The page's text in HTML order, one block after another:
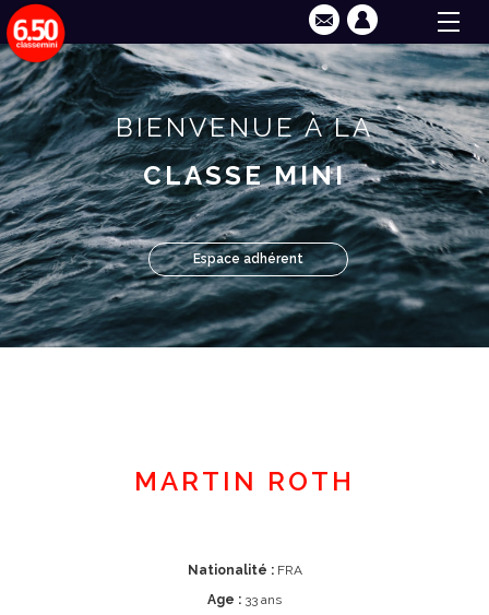
BIENVENUE À LA
CLASSE MINI
Espace adhérent
MARTIN ROTH
Nationalité :FRA
Age : 33 ans